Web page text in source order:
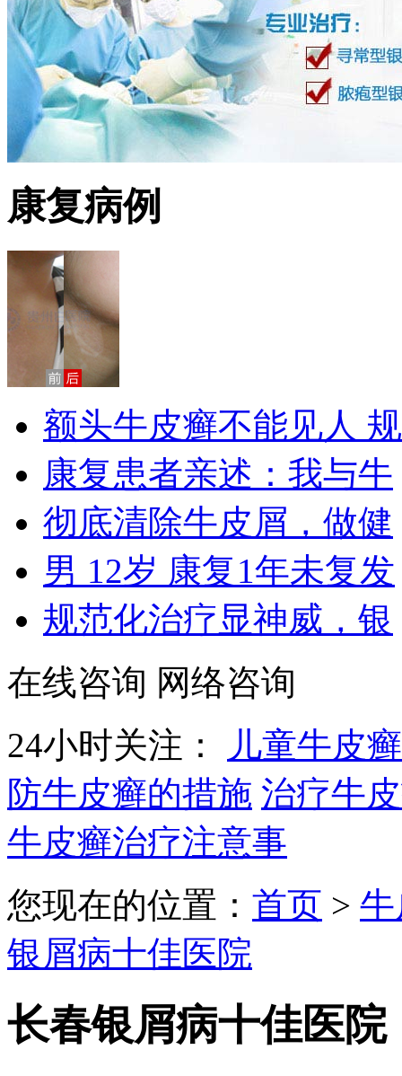
康复病例
额头牛皮癣不能见人 规
康复患者亲述：我与牛
彻底清除牛皮屑，做健
男 12岁 康复1年未复发
规范化治疗显神威，银
在线咨询 网络咨询
24小时关注：
儿童牛皮
防牛皮癣的措施 治疗牛
牛皮癣治疗注意事
您现在的位置： 首页 >
银屑病十佳医院
长春银屑病十佳医院